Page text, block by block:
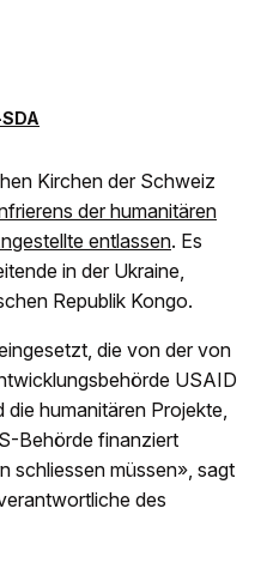
Kirchen der Schweiz
der humanitären
entlassen. Es
in der Ukraine,
Republik Kongo.
die von der von
USAID
humanitären Projekte,
Behörde finanziert
schliessen müssen», sagt
des